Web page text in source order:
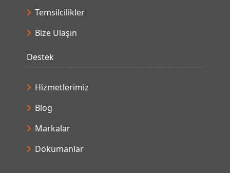
Temsilcilikler
Bize Ulaşın
Destek
Hizmetlerimiz
Blog
Markalar
Dökümanlar